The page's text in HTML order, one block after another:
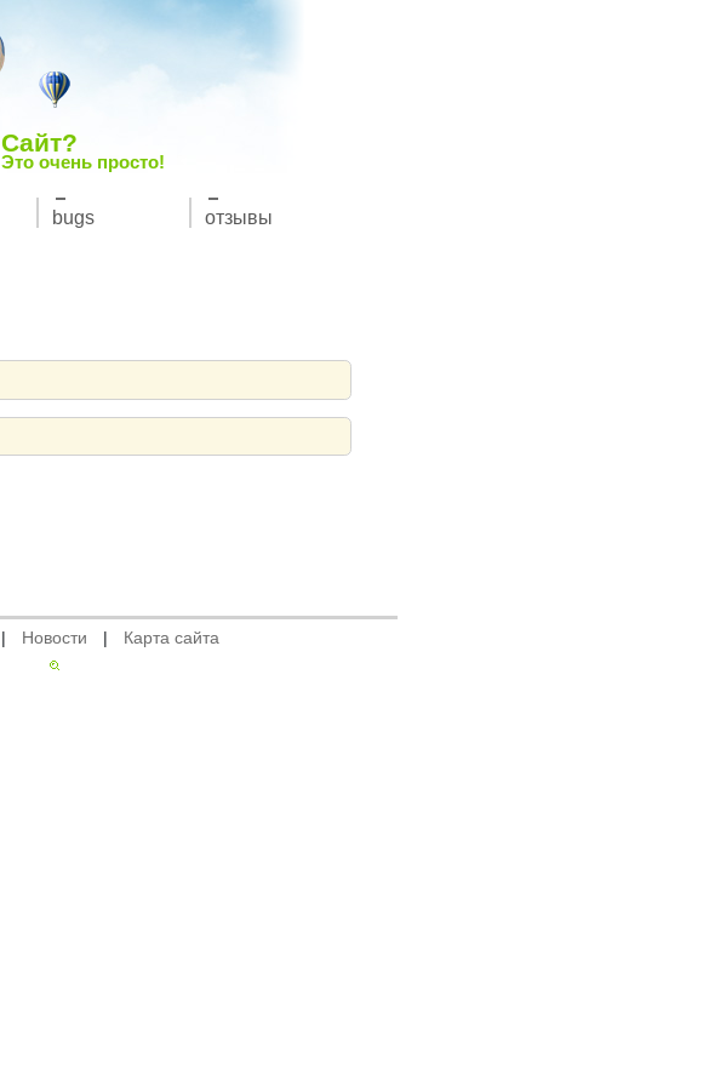
Сайт?
Это очень просто!
bugs отзывы
| Новости |
Карта сайта